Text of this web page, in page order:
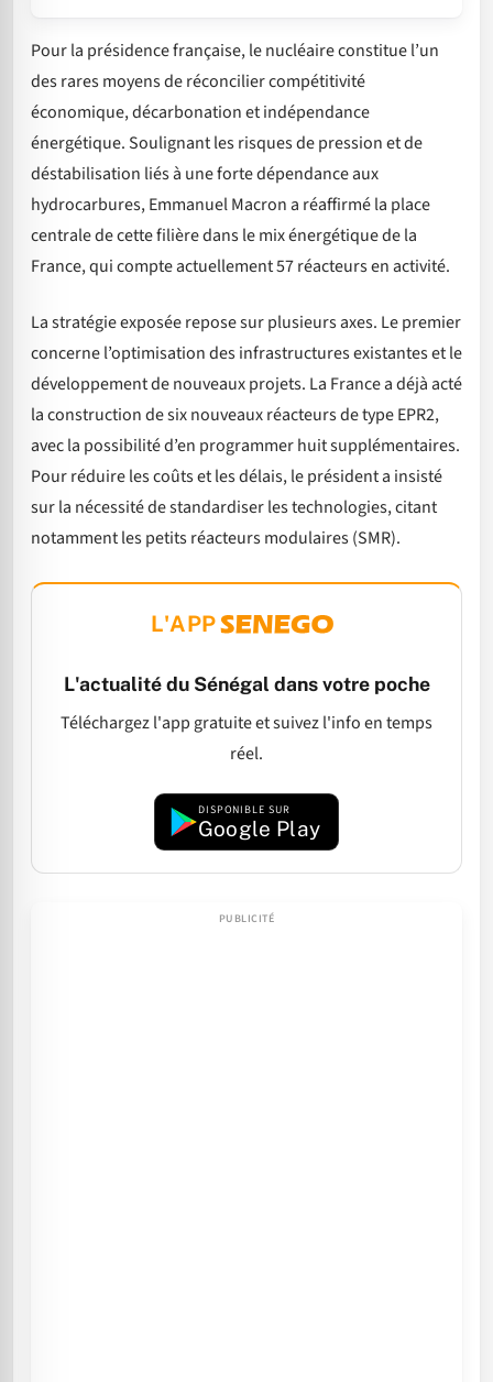
Pour la présidence française, le nucléaire constitue l’un
des rares moyens de réconcilier compétitivité
économique, décarbonation et indépendance
énergétique. Soulignant les risques de pression et de
déstabilisation liés à une forte dépendance aux
hydrocarbures, Emmanuel Macron a réaffirmé la place
centrale de cette filière dans le mix énergétique de la
France, qui compte actuellement 57 réacteurs en activité.
La stratégie exposée repose sur plusieurs axes. Le premier
concerne l’optimisation des infrastructures existantes et le
développement de nouveaux projets. La France a déjà acté
la construction de six nouveaux réacteurs de type EPR2,
avec la possibilité d’en programmer huit supplémentaires.
Pour réduire les coûts et les délais, le président a insisté
sur la nécessité de standardiser les technologies, citant
notamment les petits réacteurs modulaires (SMR).
L'APP
L'actualité du Sénégal dans votre poche
Téléchargez l'app gratuite et suivez l'info en temps
réel.
DISPONIBLE SUR
Google Play